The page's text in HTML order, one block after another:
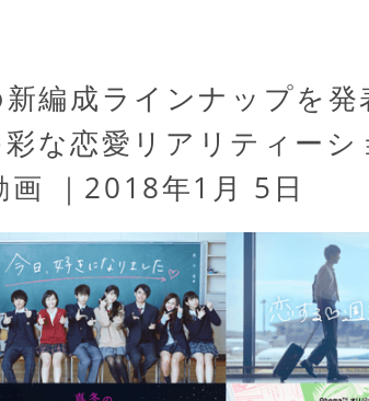
編成ラインナップを発
な恋愛リアリティーシ
｜2018年1月 5日